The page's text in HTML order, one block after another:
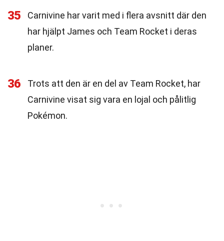
35
Carnivine har varit med i flera avsnitt där den
har hjälpt James och Team Rocket i deras
planer.
36
Trots att den är en del av Team Rocket, har
Carnivine visat sig vara en lojal och pålitlig
Pokémon.